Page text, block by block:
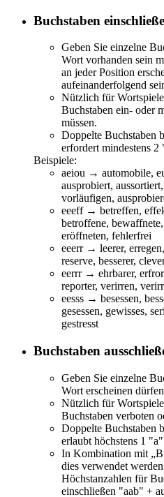
Buchstaben
Geben Sie einzelne
Wort vorhanden sein
an jeder Position
aufeinanderfolgend
Nützlich für
Buchstaben ein- oder
müssen.
Doppelte Buchstaben
erfordert mindestens
Beispiele:
aeiou → automobile,
ausprobiert, aussortiert,
vorläufigen, ausprobie
eeeff → betreffen, effe
betroffene, bewaffnete,
eröffneten, fehlerfrei
eeerr → leerer, erregen,
reserve, besserer, clev
eerrr → ehrbarer, erfro
reporter, verirren, verirr
eesss → besessen, b
gesessen, gewisses, se
gestresst
Buchstaben
Geben Sie einzelne
Wort erscheinen
Nützlich für
Buchstaben verboten
Doppelte Buchstaben
erlaubt höchstens 1
In Kombination mit
dies verwendet
Höchstanzahlen für
einschließen "aab" +